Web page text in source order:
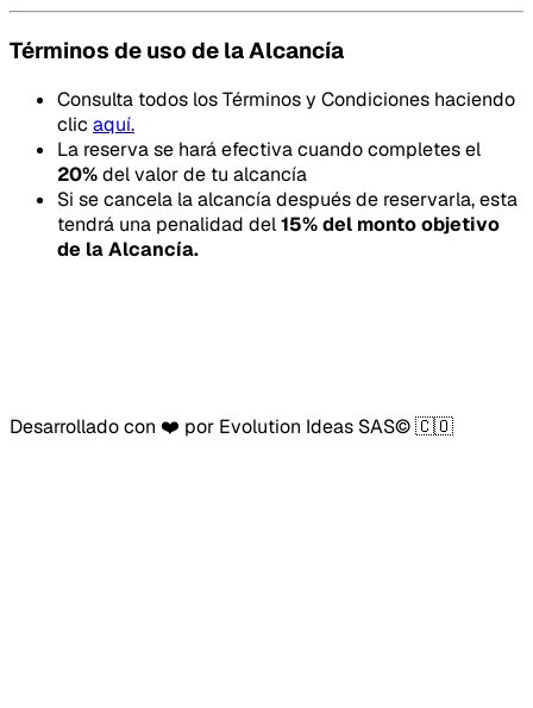
Términos de uso de la Alcancía
Consulta todos los Términos y Condiciones haciendo
clic aquí.
La reserva se hará efectiva cuando completes el
20%del valor de tu alcancía
Si se cancela la alcancía después de reservarla, esta
tendrá una penalidad del15% del monto objetivo
de la Alcancía.
Desarrollado con ❤️ por Evolution Ideas SAS© 🇨🇴